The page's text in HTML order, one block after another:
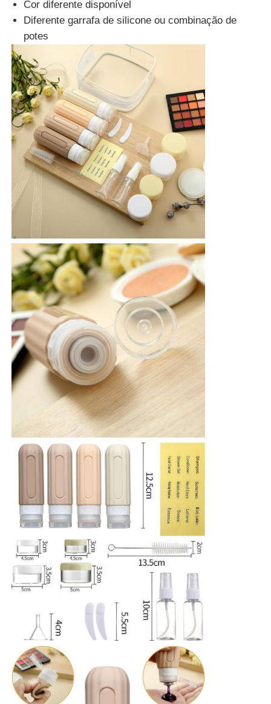
Cor diferente disponível
Diferente garrafa de silicone ou combinação de
potes